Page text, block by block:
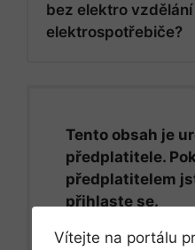
bez elektro
elektrospotřebiče?
Tento obsah je
předplatitele.
předplatitelem
přihlaste se.
Vítejte na portálu